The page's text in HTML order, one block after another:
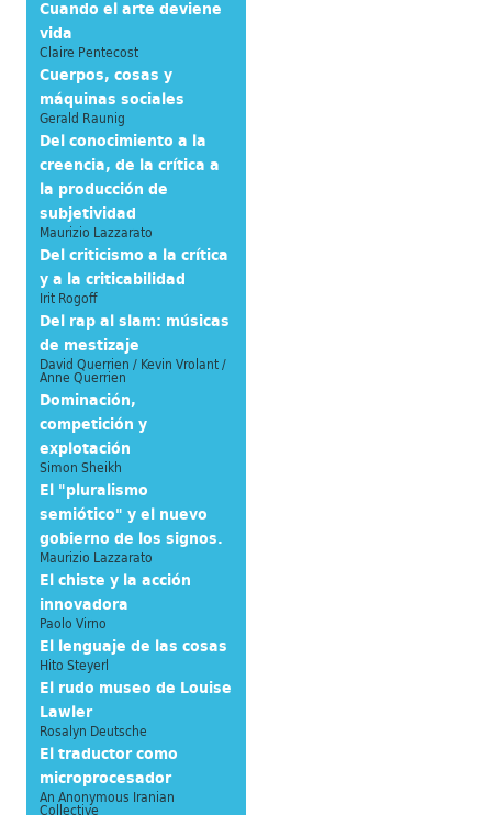
Cuando el arte deviene
vida
Claire Pentecost
Cuerpos, cosas y
máquinas sociales
Gerald Raunig
Del conocimiento a la
creencia, de la crítica a
la producción de
subjetividad
Maurizio Lazzarato
Del criticismo a la crítica
y a la criticabilidad
Irit Rogoff
Del rap al slam: músicas
de mestizaje
David Querrien / Kevin Vrolant /
Anne Querrien
Dominación,
competición y
explotación
Simon Sheikh
El "pluralismo
semiótico" y el nuevo
gobierno de los signos.
Maurizio Lazzarato
El chiste y la acción
innovadora
Paolo Virno
El lenguaje de las cosas
Hito Steyerl
El rudo museo de Louise
Lawler
Rosalyn Deutsche
El traductor como
microprocesador
An Anonymous Iranian
Collective